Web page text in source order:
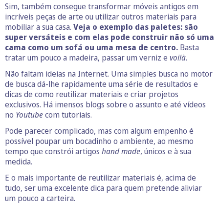
Sim, também consegue transformar móveis antigos em
incríveis peças de arte ou utilizar outros materiais para
mobiliar a sua casa. Veja o exemplo das paletes: são
super versáteis e com elas pode construir não só uma
cama como um sofá ou uma mesa de centro. Basta
tratar um pouco a madeira, passar um verniz e voilà.
Não faltam ideias na Internet. Uma simples busca no motor
de busca dá-lhe rapidamente uma série de resultados e
dicas de como reutilizar materiais e criar projetos
exclusivos. Há imensos blogs sobre o assunto e até vídeos
no Youtubecom tutoriais.
Pode parecer complicado, mas com algum empenho é
possível poupar um bocadinho o ambiente, ao mesmo
tempo que constrói artigos hand made, únicos e à sua
medida.
E o mais importante de reutilizar materiais é, acima de
tudo, ser uma excelente dica para quem pretende aliviar
um pouco a carteira.